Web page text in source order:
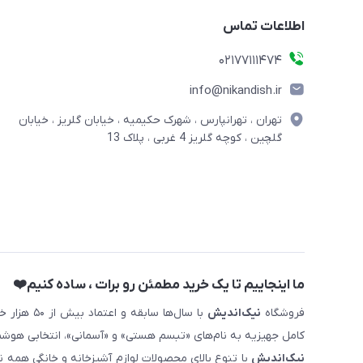
اطلاعات تماس
02177111474
info@nikandish.ir
تهران ، تهرانپارس ، شهرک حکیمیه ، خیابان گلریز ، خیابان
گلچین ، کوچه گلریز 4 غربی ، پلاک 13
ما اینجاییم تا یک خرید مطمئن رو برات ، ساده کنیم❤️
فروشگاه نیک‌اندیش
با
کامل جهیزیه به نام‌های «تبسم هستی» و «آسمانی»، انتخابی
نیک‌اندیش با تنوع بالای محصولات لوازم آشپزخانه و خانگی